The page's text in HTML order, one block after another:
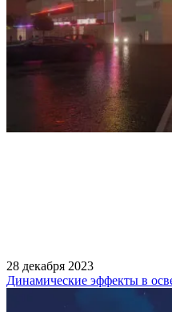
28 декабря 2023
Динамические эффекты в